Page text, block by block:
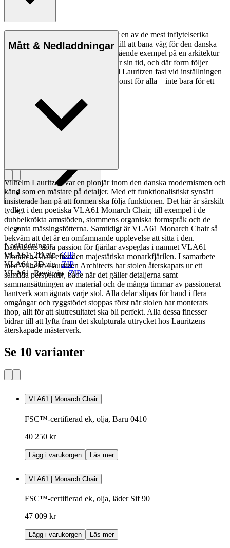
Läs mer
Vilhelm Lauritzen (1894–1984) var en av de mest inflytelserika
arkitekterna i Danmark och bidrog till att bana väg för den danska
modernismen med verk som är bestående exempel på en arkitektur
som var ny och revolutionerande för sin tid, och där form följer
funktion. Under hela sin karriär höll Lauritzen fast vid inställningen
att arkitekturen ska vara tillämpad konst för alla – inte bara för ett
Läs mer om Vilhelm Lauritzen
Mått & Nedladdningar
Nedladdningar
VLA61_2D.zip|ZIP
VLA61_3D.zip|ZIP
VLA61_Revit.zip|ZIP
Vilhelm Lauritzen var en pionjär inom den danska modernismen och
känd som en mästare på detaljer. Med ett funktionalistiskt synsätt
insisterade han på att formen ska följa funktionen. Det här är särskilt
tydligt i den poetiska VLA61 Monarch Chair, till exempel i de
dubbelkrökta armstöden, stommens organiska formspråk och de
eleganta mässingsfötterna. Samtidigt är VLA61 Monarch Chair så
bekväm att det är en omfamnande upplevelse att sitta i den.
Lauritzens stora passion för fjärilar avspeglas i namnet VLA61
Monarch Chair efter den majestätiska monarkfjärilen. I samarbete
med Vilhelm Lauritzen Architects har stolen återskapats ur ett
samtida perspektiv, både när det gäller detaljerna samt
sammansättningen av material och de många timmar av passionerat
hantverk som ägnats varje stol. Alla delar slipas för hand i flera
omgångar och ryggstödet stoppas först när stolen har monterats
ihop, allt för att slutresultatet ska bli perfekt. Alla dessa finesser
bidrar till att lyfta fram det skulpturala uttrycket hos Lauritzens
återskapade mästerverk.
Se 10 varianter
VLA61 | Monarch Chair
FSC™-certifierad ek, olja, Baru 0410
40 250 kr
Lägg i varukorgen Läs mer
VLA61 | Monarch Chair
FSC™-certifierad ek, olja, läder Sif 90
47 009 kr
Lägg i varukorgen Läs mer